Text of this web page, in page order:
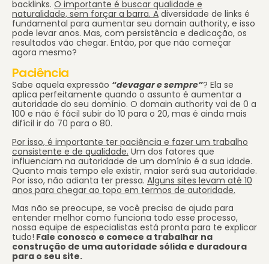
backlinks. O importante é buscar qualidade e
naturalidade, sem forçar a barra. A diversidade de links é
fundamental para aumentar seu domain authority, e isso
pode levar anos. Mas, com persistência e dedicação, os
resultados vão chegar. Então, por que não começar
agora mesmo?
Paciência
Sabe aquela expressão “devagar e sempre”? Ela se
aplica perfeitamente quando o assunto é aumentar a
autoridade do seu domínio. O domain authority vai de 0 a
100 e não é fácil subir do 10 para o 20, mas é ainda mais
difícil ir do 70 para o 80.
Por isso, é importante ter paciência e fazer um trabalho
consistente e de qualidade. Um dos fatores que
influenciam na autoridade de um domínio é a sua idade.
Quanto mais tempo ele existir, maior será sua autoridade.
Por isso, não adianta ter pressa. Alguns sites levam até 10
anos para chegar ao topo em termos de autoridade.
Mas não se preocupe, se você precisa de ajuda para
entender melhor como funciona todo esse processo,
nossa equipe de especialistas está pronta para te explicar
tudo! Fale conosco e comece a trabalhar na
construção de uma autoridade sólida e duradoura
para o seu site.